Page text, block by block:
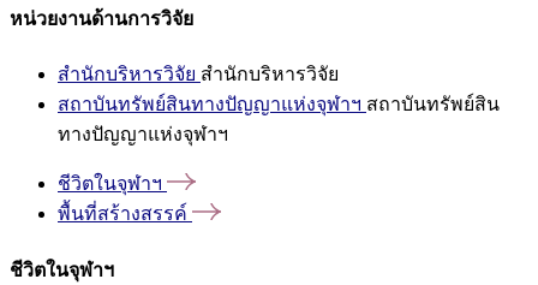
หน่วยงานด้านการวิจัย
สำนักบริหารวิจัย สำนักบริหารวิจัย
สถาบันทรัพย์สินทางปัญญาแห่งจุฬาฯ สถาบันทรัพย์สิน
ทางปัญญาแห่งจุฬาฯ
ชีวิตในจุฬาฯ
พื้นที่สร้างสรรค์
ชีวิตในจุฬาฯ